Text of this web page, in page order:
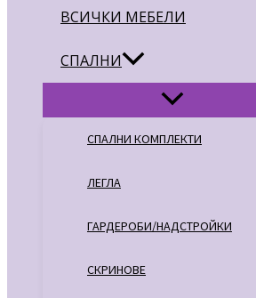
ВСИЧКИ МЕБЕЛИ
СПАЛНИ
СПАЛНИ КОМПЛЕКТИ
ЛЕГЛА
ГАРДЕРОБИ/НАДСТРОЙКИ
СКРИНОВЕ